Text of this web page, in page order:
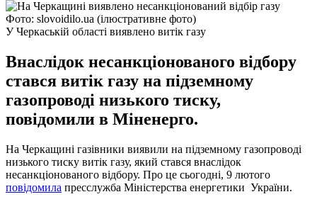
Фото: slovoidilo.ua (ілюстративне фото)
У Черкаській області виявлено витік газу
Внаслідок несанкціонованого відбору
стався витік газу на підземному
газопроводі низького тиску,
повідомили в Міненерго.
На Черкащині газівники виявили на підземному газопроводі
низького тиску витік газу, який стався внаслідок
несанкціонованого відбору. Про це сьогодні, 9 лютого
повідомила пресслужба Міністерства енергетики України.